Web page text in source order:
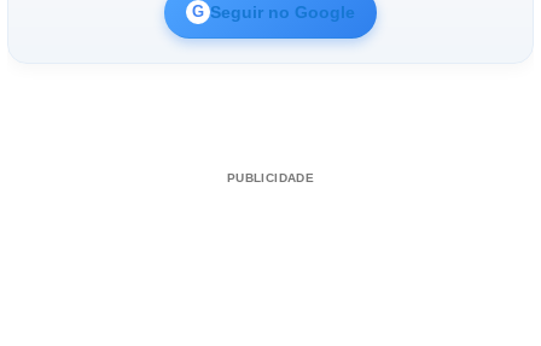
G Seguir no Google
PUBLICIDADE